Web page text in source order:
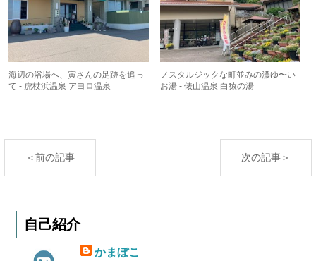
海辺の浴場へ、寅さんの足跡を追っ
て - 虎杖浜温泉 アヨロ温泉
ノスタルジックな町並みの濃ゆ〜い
お湯 - 俵山温泉 白猿の湯
＜前の記事 次の記事＞
自己紹介
かまぼこ